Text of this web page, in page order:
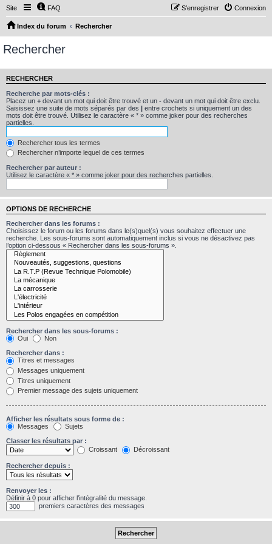
Site FAQ Connexion
S’enregistrer
Index du forum Rechercher
Rechercher
RECHERCHER
Recherche par mots-clés :
Placez un + devant un mot qui doit être trouvé et un - devant un mot qui doit être exclu.
Saisissez une suite de mots séparés par des | entre crochets si uniquement un des
mots doit être trouvé. Utilisez le caractère « * » comme joker pour des recherches
partielles.
Rechercher tous les termes
Rechercher n’importe lequel de ces termes
Rechercher par auteur :
Utilisez le caractère « * » comme joker pour des recherches partielles.
OPTIONS DE RECHERCHE
Rechercher dans les forums :
Choisissez le forum ou les forums dans le(s)quel(s) vous souhaitez effectuer une
recherche. Les sous-forums sont automatiquement inclus si vous ne désactivez pas
l’option ci-dessous « Rechercher dans les sous-forums ».
Rechercher dans les sous-forums :
Oui
Non
Rechercher dans :
Titres et messages
Messages uniquement
Titres uniquement
Premier message des sujets uniquement
Afficher les résultats sous forme de :
Messages
Sujets
Classer les résultats par :
Croissant
Décroissant
Rechercher depuis :
Renvoyer les :
Définir à 0 pour afficher l’intégralité du message.
premiers caractères des messages